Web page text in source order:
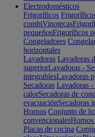
Electrodomésticos
Frigoríficos
combiVinotecas
pequeñosFrigoríficos
Congeladores
horizontales
Lavadoras Lavadoras
superiorLavadoras -
integrablesLavadoras
Secadoras Lavadoras -
calorSecadoras de
evacuaciónSecadoras
Hornos Conjunto de
convencionales
Placas de cocina